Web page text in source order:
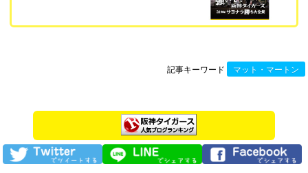
記事キーワード マット・マートン